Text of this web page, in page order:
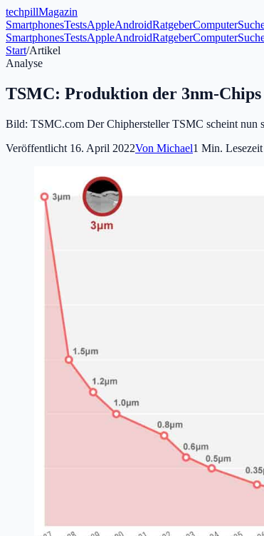
techpillMagazin
SmartphonesTestsAppleAndroidRatgeberComputer
SmartphonesTestsAppleAndroidRatgeberComputer
Start/Artikel
Analyse
TSMC: Produktion der 3nm-
Bild: TSMC.com Der Chiphersteller TSMC scheint nun
Veröffentlicht 16. April 2022Von Michael1 Min. Lesezeit